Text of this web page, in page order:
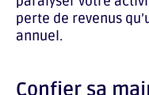
perte de revenus
annuel.
Confier sa